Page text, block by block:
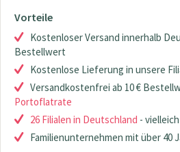
Vorteile
Kostenloser Versand innerhalb
Bestellwert
Kostenlose Lieferung in unsere
Versandkostenfrei ab 10 €
Portoflatrate
26 Filialen in Deutschland -
Familienunternehmen mit über 40